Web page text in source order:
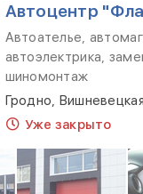
Автоцентр
Автоателье,
автоэлектрика,
шиномонтаж
Гродно,
Уже закрыто